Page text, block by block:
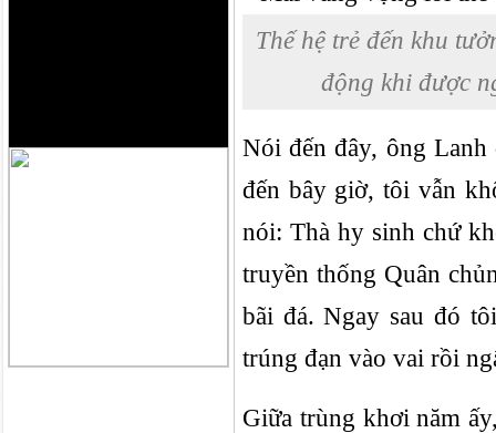
Thế hệ trẻ đến khu
động khi được
Nói đến đây, ông
đến bây giờ, tôi vẫn
nói: Thà hy sinh chứ
truyền thống Quân
bãi đá. Ngay sau đó
trúng đạn vào vai rồi
Giữa trùng khơi năm